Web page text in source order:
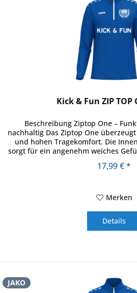
Kick & Fun ZIP TOP
Beschreibung Ziptop One –
nachhaltig Das Ziptop One
und hohen Tragekomfort. Die
sorgt für ein angenehm weiches
17,99 € *
Merken
Details
JAKO